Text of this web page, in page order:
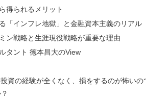
得られるメリット
「インフレ地獄」と金融資本主義のリアル
ン戦略と生涯現役戦略が重要な理由
タント 徳本昌大のView
資の経験が全くなく、損をするのが怖い